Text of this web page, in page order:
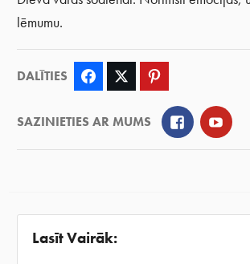
lēmumu.
DALĪTIES Facebook Twitter
SAZINIETIES AR MUMS Facebook
Lasīt Vairāk: